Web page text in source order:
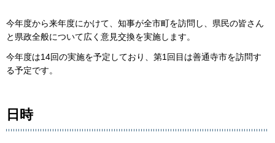
今年度から来年度にかけて、知事が全市町を訪問し、県民の皆さん
と県政全般について広く意見交換を実施します。
今年度は14回の実施を予定しており、第1回目は善通寺市を訪問す
る予定です。
日時